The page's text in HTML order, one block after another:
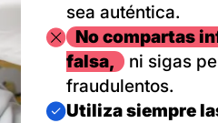
sea auténtica.
ImagenNo compartas
falsa,
ni sigas
fraudulentos.
Imagen
Utiliza siempre